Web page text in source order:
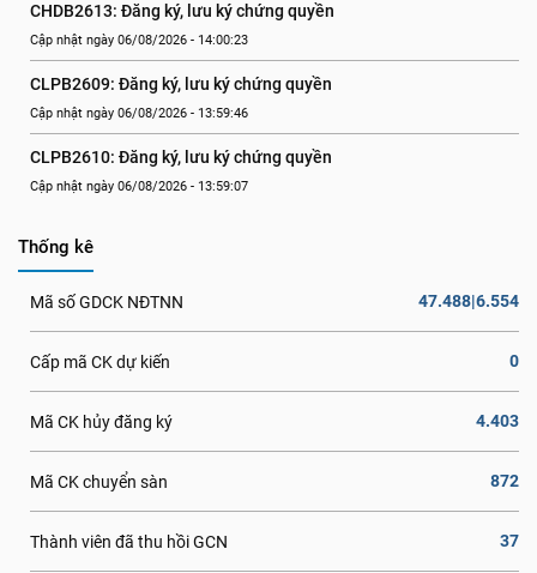
CHDB2613: Đăng ký, lưu ký chứng quyền
Cập nhật ngày 06/08/2026 - 14:00:23
CLPB2609: Đăng ký, lưu ký chứng quyền
Cập nhật ngày 06/08/2026 - 13:59:46
CLPB2610: Đăng ký, lưu ký chứng quyền
Cập nhật ngày 06/08/2026 - 13:59:07
Thống kê
Mã số GDCK NĐTNN 47.488|6.554
Cấp mã CK dự kiến 0
Mã CK hủy đăng ký 4.403
Mã CK chuyển sàn 872
Thành viên đã thu hồi GCN 37